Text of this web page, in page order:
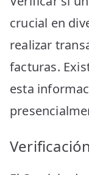
crucial en
realizar
facturas.
esta